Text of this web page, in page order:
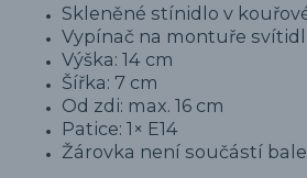
Skleněné stínidlo v
Vypínač na montuře
Výška: 14 cm
Šířka: 7 cm
Od zdi: max. 16 cm
Patice: 1× E14
Žárovka není součástí